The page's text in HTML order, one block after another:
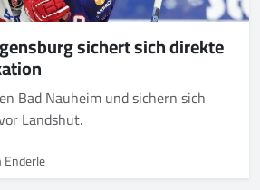
sichert sich direkte
Bad Nauheim und sichern sich
Landshut.
Enderle